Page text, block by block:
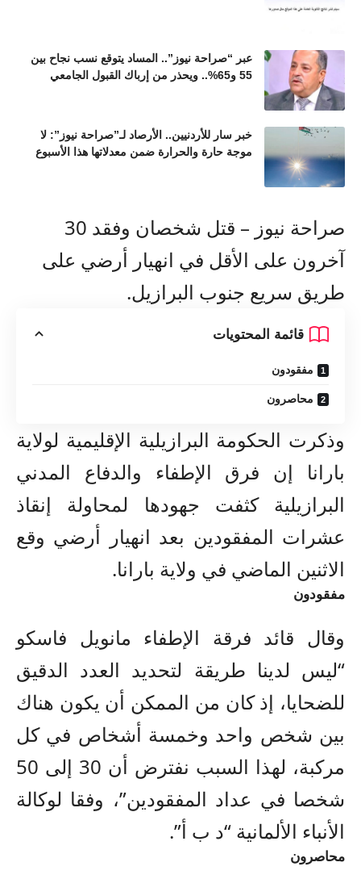
عبر “صراحة نيوز”.. المساد يتوقع نسب نجاح بين
55 و65%.. ويحذر من إرباك القبول الجامعي
خبر سار للأردنيين.. الأرصاد لـ”صراحة نيوز”: لا
موجة حارة والحرارة ضمن معدلاتها هذا الأسبوع
صراحة نيوز – قتل شخصان وفقد 30
آخرون على الأقل في انهيار أرضي على
طريق سريع جنوب البرازيل.
قائمة المحتويات
مفقودون
محاصرون
وذكرت الحكومة البرازيلية الإقليمية لولاية
بارانا إن فرق الإطفاء والدفاع المدني
البرازيلية كثفت جهودها لمحاولة إنقاذ
عشرات المفقودين بعد انهيار أرضي وقع
الاثنين الماضي في ولاية بارانا.
مفقودون
وقال قائد فرقة الإطفاء مانويل فاسكو
“ليس لدينا طريقة لتحديد العدد الدقيق
للضحايا، إذ كان من الممكن أن يكون هناك
بين شخص واحد وخمسة أشخاص في كل
مركبة، لهذا السبب نفترض أن 30 إلى 50
شخصا في عداد المفقودين”، وفقا لوكالة
الأنباء الألمانية “د ب أ”.
محاصرون